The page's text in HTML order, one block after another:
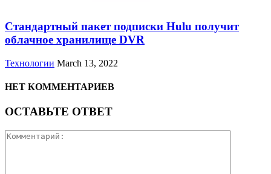
Стандартный пакет подписки Hulu получит
облачное хранилище DVR
Технологии March 13, 2022
НЕТ КОММЕНТАРИЕВ
ОСТАВЬТЕ ОТВЕТ